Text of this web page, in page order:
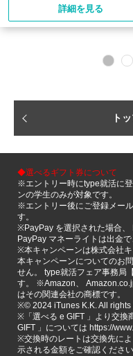
詳細を見る
ト
◆選べるギフト券について
※エントリー時にtype就活に
ンの学生のみが対象です。
※エントリー後にご登録メー
す。
※PayPay を選択された場合、
PayPay マネーライトは出金で
※本キャンペーンは株式会社キ
本キャンペーンについてのお
せん。 type就活フェア事務局
す。 ※Amazon、
はその関連会社の商標です。
※©️ 2024 iTunes K.K. All rights
※「選べる e GIFT 」より交換
GIFT 」については https://
※交換時のレートは交換先に
示される金額をご確認ください